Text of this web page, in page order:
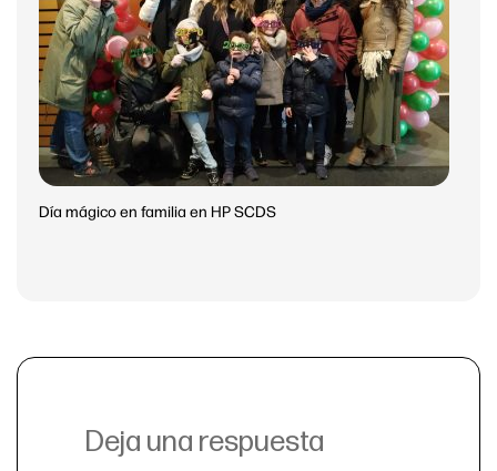
Día mágico en familia en HP SCDS
Deja una respuesta